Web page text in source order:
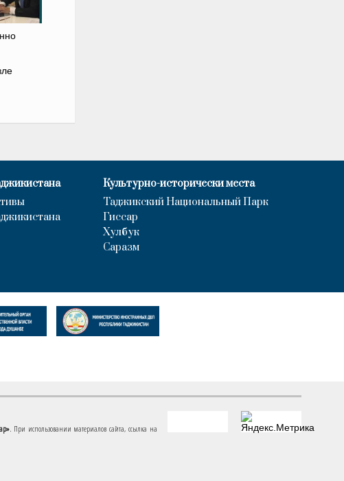
Культурно-исторически места
Таджикский Национальный Парк
Гиссар
Хулбук
Саразм
. При использовании материалов сайта, ссылка на